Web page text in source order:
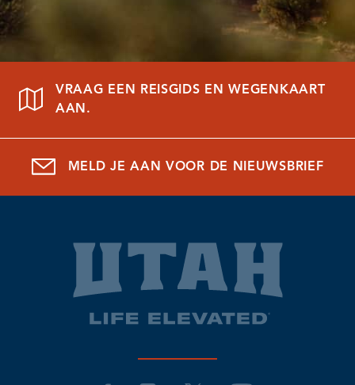
VRAAG EEN REISGIDS EN WEGENKAART
AAN.
MELD JE AAN VOOR DE NIEUWSBRIEF